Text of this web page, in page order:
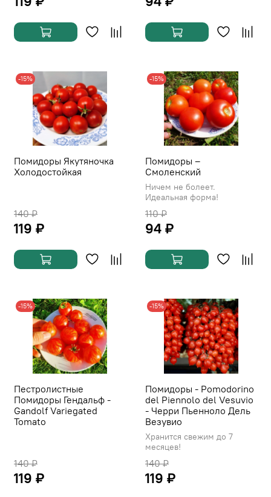
-15%
Помидоры Якутяночка
Холодостойкая
140 ₽
119 ₽
-15%
Помидоры –
Смоленский
Ничем не болеет.
Идеальная форма!
110 ₽
94 ₽
-15%
Пестролистные
Помидоры Гендальф -
Gandolf Variegated
Tomato
140 ₽
119 ₽
-15%
Помидоры - Pomodorino
del Piennolo del Vesuvio
- Черри Пьенноло Дель
Везувио
Хранится свежим до 7
месяцев!
140 ₽
119 ₽